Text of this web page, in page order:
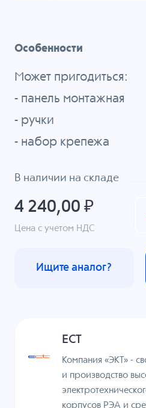
Особенности
Может пригодиться:
- панель монтажная
- ручки
- набор крепежа
В наличии на складе
4 240,00 ₽
Цена с учетом НДС
Ищите аналог?
ECT
Компания «ЭКТ» -
и производство
корпусов РЭА и